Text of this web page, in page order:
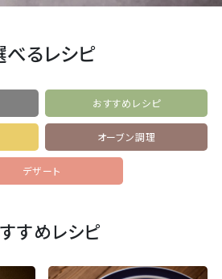
べるレシピ
おすすめレシピ
オーブン調理
デザート
すめレシピ